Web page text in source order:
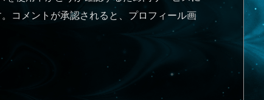
コメントが承認されると、プロフィール画